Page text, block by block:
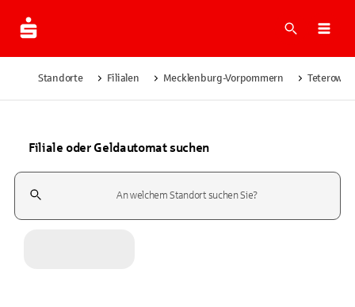
Suche
Standorte Filialen Mecklenburg-Vorpommern Teterow
Filiale oder Geldautomat suchen
Suchfeld